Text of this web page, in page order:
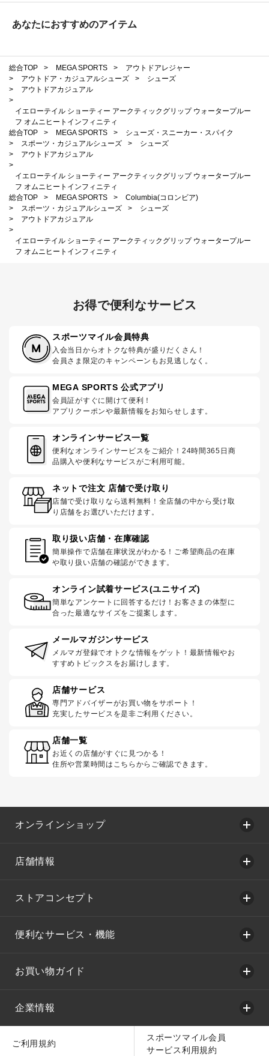
あなたにおすすめのアイテム
総合TOP > MEGA SPORTS >
アウトドアレジャー
>
アウトドア・カジュアルシューズ >
シューズ
>
アウトドアカジュアル
>
イエローテイル ショーティー アークティックグリップ ウォータープルー
フ オムニヒートインフィニティ
総合TOP
> MEGA SPORTS >
シューズ・スニーカー・スパイク
>
スポーツ・カジュアルシューズ >
シューズ
>
アウトドアカジュアル
>
イエローテイル ショーティー アークティックグリップ ウォータープルー
フ オムニヒートインフィニティ
総合TOP
> MEGA SPORTS >
Columbia(コロンビア)
>
スポーツ・カジュアルシューズ >
シューズ
>
アウトドアカジュアル
>
イエローテイル ショーティー アークティックグリップ ウォータープルー
フ オムニヒートインフィニティ
お得で便利なサービス
スポーツマイル会員特典
入会当日からオトクな特典が盛りだくさん！
会員さま限定のキャンペーンもお見逃しなく。
MEGA SPORTS 公式アプリ
会員証がすぐに開けて便利！
アプリクーポンや最新情報をお知らせします。
オンラインサービス一覧
便利なオンラインサービスをご紹介！24時間365日商
品購入や便利なサービスがご利用可能。
ネットで注文 店舗で受け取り
店舗で受け取りなら送料無料！全店舗の中から受け取
り店舗をお選びいただけます。
取り扱い店舗・在庫確認
簡単操作で店舗在庫状況がわかる！ご希望商品の在庫
や取り扱い店舗の確認ができます。
オンライン試着サービス(ユニサイズ)
簡単なアンケートに回答するだけ！お客さまの体型に
合った最適なサイズをご提案します。
メールマガジンサービス
メルマガ登録でオトクな情報をゲット！最新情報やお
すすめトピックスをお届けします。
店舗サービス
専門アドバイザーがお買い物をサポート！
充実したサービスを是非ご利用ください。
店舗一覧
お近くの店舗がすぐに見つかる！
住所や営業時間はこちらからご確認できます。
オンラインショップ
店舗情報
ストアコンセプト
便利なサービス・機能
お買い物ガイド
企業情報
ご利用規約
スポーツマイル会員
サービス利用規約